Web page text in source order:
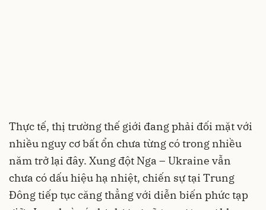
Thực tế, thị trường thế giới đang phải đối mặt với
nhiều nguy cơ bất ổn chưa từng có trong nhiều
năm trở lại đây. Xung đột Nga – Ukraine vẫn
chưa có dấu hiệu hạ nhiệt, chiến sự tại Trung
Đông tiếp tục căng thẳng với diễn biến phức tạp